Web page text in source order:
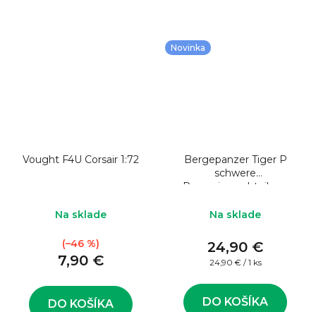
Vought F4U Corsair 1:72
Na sklade
7,90 €
(–46 %)
DO KOŠÍKA
Novinka
Bergepanzer Tiger P
schwere
Panzerjagerabteilung
Na sklade
24,90 €
Jednotková
24,90 € / 1 ks
DO KOŠÍKA